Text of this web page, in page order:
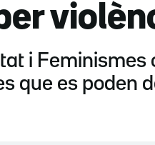
i
que es poden